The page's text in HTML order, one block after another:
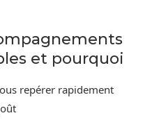
et pourquoi
repérer rapidement